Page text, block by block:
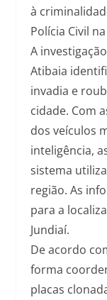
à
Polícia Civil
A
Atibaia
invadia e
cidade. Com
dos veículos
inteligência,
sistema
região. As
para a
Jundiaí.
De acordo
forma
placas